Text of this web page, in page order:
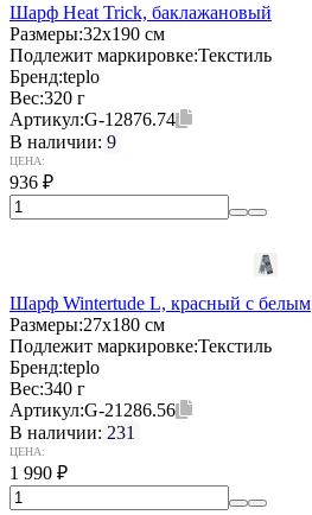
Шарф Heat Trick, баклажановый
Размеры:32х190 см
Подлежит маркировке:Текстиль
Бренд:teplo
Вес:320 г
Артикул:G-12876.74
В наличии: 9
ЦЕНА:
936 ₽
Шарф Wintertude L, красный с белым
Размеры:27х180 см
Подлежит маркировке:Текстиль
Бренд:teplo
Вес:340 г
Артикул:G-21286.56
В наличии: 231
ЦЕНА:
1 990 ₽